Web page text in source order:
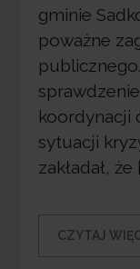
gminie
poważne
koordynacji
sytuacji
zakładał, że
CZYTAJ